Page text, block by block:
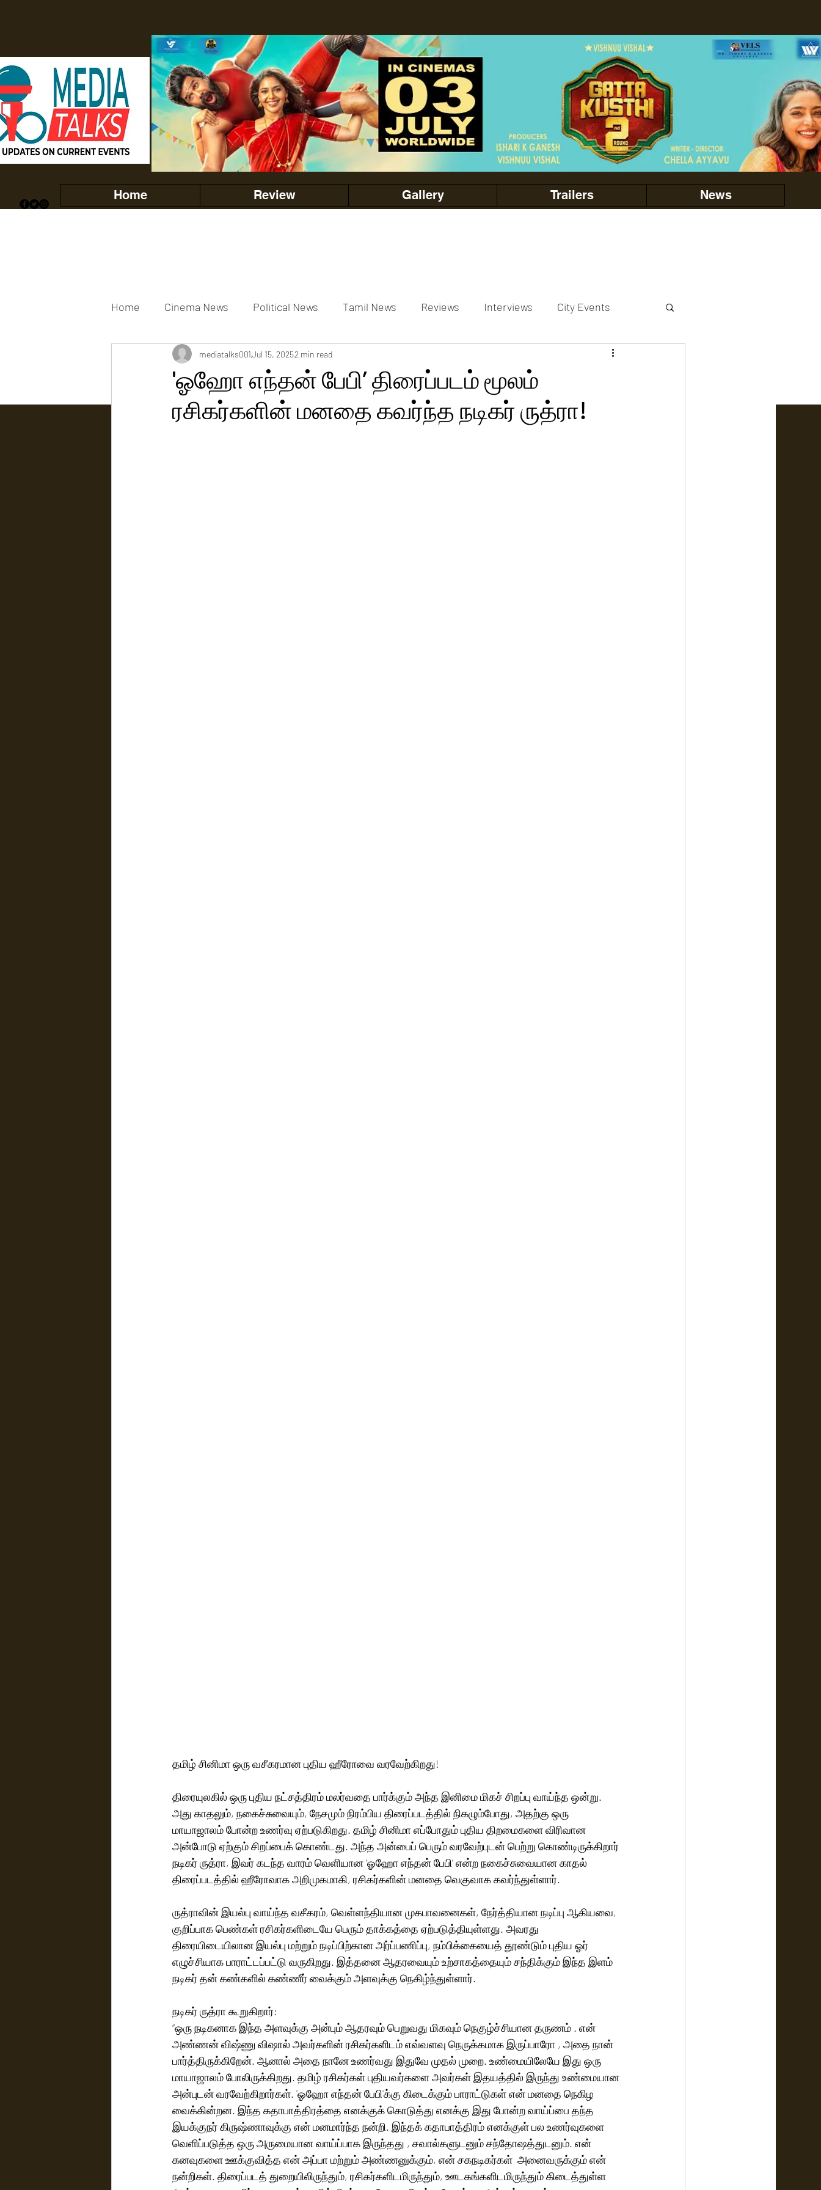
Home Review Gallery Trailers News
Home Cinema News Political News Tamil News Reviews Interviews City Events
Movies Gallery Actress Gallery Events Gallery actors gallery
Tv news
'ஓஹோ எந்தன் பேபி’ திரைப்படம் மூலம்
ரசிகர்களின் மனதை கவர்ந்த நடிகர் ருத்ரா!
mediatalks001Jul 15, 20252 min read
தமிழ் சினிமா ஒரு வசீகரமான புதிய ஹீரோவை வரவேற்கிறது!
திரையுலகில் ஒரு புதிய நட்சத்திரம் மலர்வதை பார்க்கும் அந்த இனிமை மிகச் சிறப்பு வாய்ந்த ஒன்று.
அது காதலும், நகைச்சுவையும், நேசமும் நிரம்பிய திரைப்படத்தில் நிகழும்போது, அதற்கு ஒரு
மாயாஜாலம் போன்ற உணர்வு ஏற்படுகிறது. தமிழ் சினிமா எப்போதும் புதிய திறமைகளை விரிவான
அன்போடு ஏற்கும் சிறப்பைக் கொண்டது. அந்த அன்பைப் பெரும் வரவேற்புடன் பெற்று கொண்டிருக்கிறார்
நடிகர் ருத்ரா, இவர் கடந்த வாரம் வெளியான ‘ஓஹோ எந்தன் பேபி’ என்ற நகைச்சுவையான காதல்
திரைப்படத்தில் ஹீரோவாக அறிமுகமாகி, ரசிகர்களின் மனதை வெகுவாக கவர்ந்துள்ளார்.
ருத்ராவின் இயல்பு வாய்ந்த வசீகரம், வெள்ளந்தியான முகபாவனைகள், நேர்த்தியான நடிப்பு ஆகியவை,
குறிப்பாக பெண்கள் ரசிகர்களிடையே பெரும் தாக்கத்தை ஏற்படுத்தியுள்ளது. அவரது
திரையிடையிலான இயல்பு மற்றும் நடிப்பிற்கான அர்ப்பணிப்பு, நம்பிக்கையைத் தூண்டும் புதிய ஓர்
எழுச்சியாக பாராட்டப்பட்டு வருகிறது. இத்தனை ஆதரவையும் உற்சாகத்தையும் சந்திக்கும் இந்த இளம்
நடிகர் தன் கண்களில் கண்ணீர் வைக்கும் அளவுக்கு நெகிழ்ந்துள்ளார்.
நடிகர் ருத்ரா கூறுகிறார்:
“ஒரு நடிகனாக இந்த அளவுக்கு அன்பும் ஆதரவும் பெறுவது மிகவும் நெகுழ்ச்சியான தருணம் . என்
அண்ணன் விஷ்ணு விஷால் அவர்களின் ரசிகர்களிடம் எவ்வளவு நெருக்கமாக இருப்பாரோ , அதை நான்
பார்த்திருக்கிறேன். ஆனால் அதை நானே உணர்வது இதுவே முதல் முறை. உண்மையிலேயே இது ஒரு
மாயாஜாலம் போலிருக்கிறது. தமிழ் ரசிகர்கள் புதியவர்களை அவர்கள் இதயத்தில் இருந்து உண்மையான
அன்புடன் வரவேற்கிறார்கள். 'ஓஹோ எந்தன் பேபி'க்கு கிடைக்கும் பாராட்டுகள் என் மனதை நெகிழ
வைக்கின்றன. இந்த கதாபாத்திரத்தை எனக்குக் கொடுத்து எனக்கு இது போன்ற வாய்ப்பை தந்த
இயக்குநர் கிருஷ்ணாவுக்கு என் மனமார்ந்த நன்றி. இந்தக் கதாபாத்திரம் எனக்குள் பல உணர்வுகளை
வெளிப்படுத்த ஒரு அருமையான வாய்ப்பாக இருந்தது , சவால்களுடனும் சந்தோஷத்துடனும். என்
கனவுகளை ஊக்குவித்த என் அப்பா மற்றும் அண்ணனுக்கும், என் சகநடிகர்கள்  அனைவருக்கும் என்
நன்றிகள். திரைப்படத் துறையிலிருந்தும், ரசிகர்களிடமிருந்தும், ஊடகங்களிடமிருந்தும் கிடைத்துள்ள